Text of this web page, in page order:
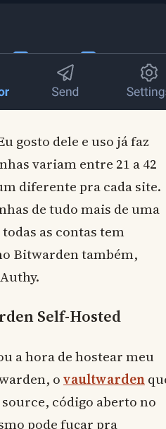
gosto dele e uso já faz
variam entre 21 a 42
diferente pra cada site.
de tudo mais de uma
as contas tem
Bitwarden também,
Self-Hosted
a hora de hostear meu
ovaultwarden
código aberto no
pode fuçar pra